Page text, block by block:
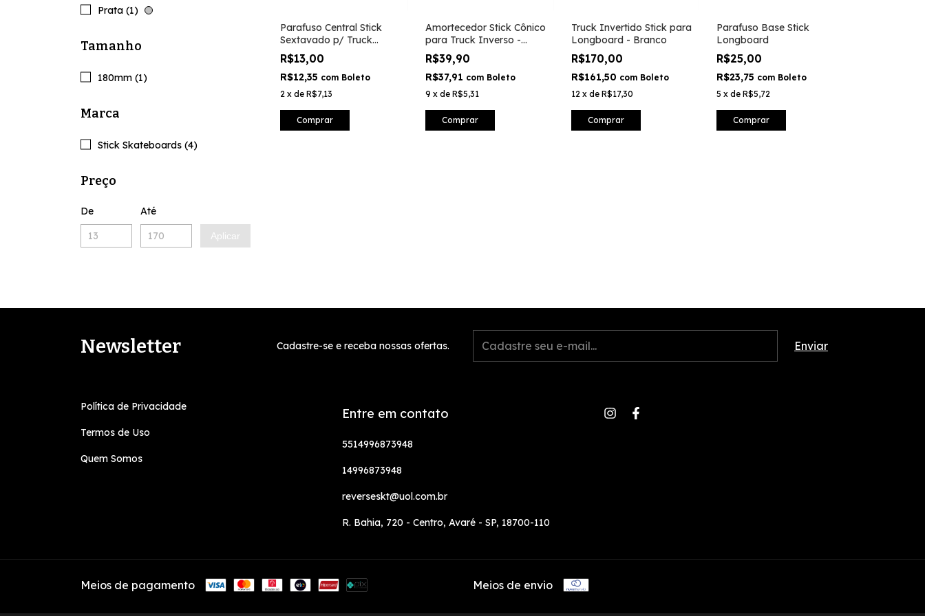
Prata (1)
Tamanho
180mm (1)
Marca
Stick Skateboards (4)
Preço
De Até
Aplicar
Parafuso Central Stick
Sextavado p/ Truck
Invertido Longboard
R$13,00
R$12,35 com Boleto
2 x de R$7,13
Comprar
Amortecedor Stick Cônico
para Truck Inverso -
Preto
R$39,90
R$37,91 com Boleto
9 xdeR$5,31
Comprar
Truck Invertido Stick para
Longboard - Branco
R$170,00
R$161,50 com Boleto
12 x de R$17,30
Comprar
Parafuso Base Stick
Longboard
R$25,00
R$23,75 com Boleto
5 x de R$5,72
Comprar
Newsletter Cadastre-se e receba nossas ofertas.
Política de Privacidade
Termos de Uso
Quem Somos
Entre em contato
5514996873948
14996873948
reverseskt@uol.com.br
R. Bahia, 720 - Centro, Avaré - SP, 18700-110
Meios de pagamento Meios de envio